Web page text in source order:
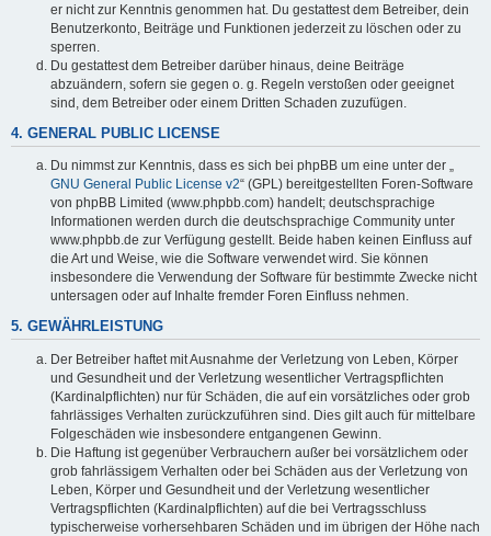
er nicht zur Kenntnis genommen hat. Du gestattest dem Betreiber, dein
Benutzerkonto, Beiträge und Funktionen jederzeit zu löschen oder zu
sperren.
Du gestattest dem Betreiber darüber hinaus, deine Beiträge
abzuändern, sofern sie gegen o. g. Regeln verstoßen oder geeignet
sind, dem Betreiber oder einem Dritten Schaden zuzufügen.
4. GENERAL PUBLIC LICENSE
Du nimmst zur Kenntnis, dass es sich bei phpBB um eine unter der „
GNU General Public License v2“ (GPL) bereitgestellten Foren-Software
von phpBB Limited (www.phpbb.com) handelt; deutschsprachige
Informationen werden durch die deutschsprachige Community unter
www.phpbb.de zur Verfügung gestellt. Beide haben keinen Einfluss auf
die Art und Weise, wie die Software verwendet wird. Sie können
insbesondere die Verwendung der Software für bestimmte Zwecke nicht
untersagen oder auf Inhalte fremder Foren Einfluss nehmen.
5. GEWÄHRLEISTUNG
Der Betreiber haftet mit Ausnahme der Verletzung von Leben, Körper
und Gesundheit und der Verletzung wesentlicher Vertragspflichten
(Kardinalpflichten) nur für Schäden, die auf ein vorsätzliches oder grob
fahrlässiges Verhalten zurückzuführen sind. Dies gilt auch für mittelbare
Folgeschäden wie insbesondere entgangenen Gewinn.
Die Haftung ist gegenüber Verbrauchern außer bei vorsätzlichem oder
grob fahrlässigem Verhalten oder bei Schäden aus der Verletzung von
Leben, Körper und Gesundheit und der Verletzung wesentlicher
Vertragspflichten (Kardinalpflichten) auf die bei Vertragsschluss
typischerweise vorhersehbaren Schäden und im übrigen der Höhe nach